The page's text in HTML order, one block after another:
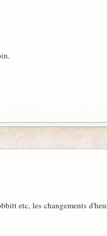
etc, les changements